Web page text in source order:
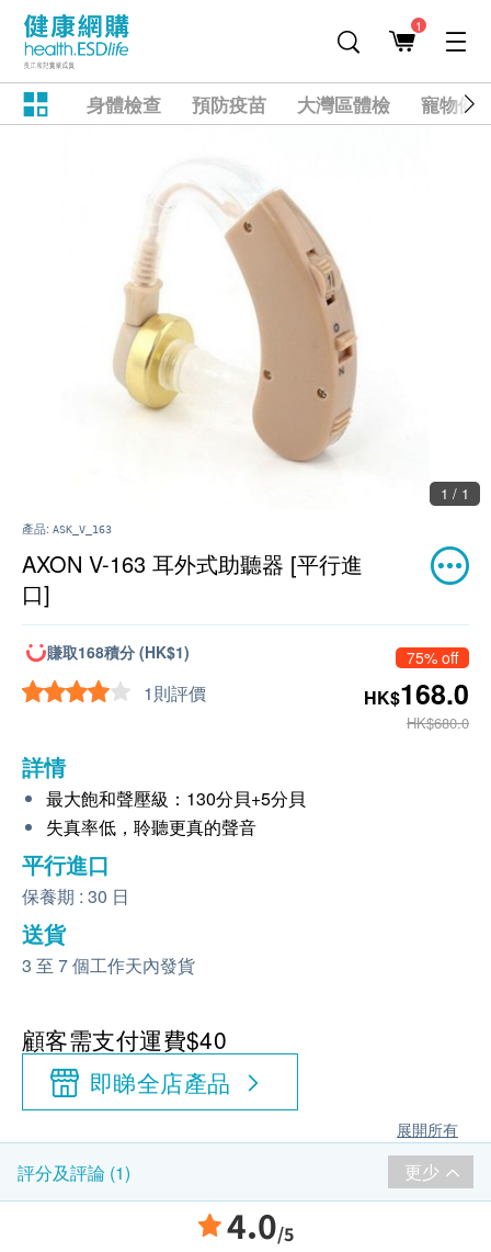
1
身體檢查 預防疫苗 大灣區體檢 寵物健
1 / 1
產品: ASK_V_163
AXON V-163 耳外式助聽器 [平行進
口]
賺取168積分 (HK$1)
1則評價
75% off
HK$168.0
HK$680.0
詳情
最大飽和聲壓級：130分貝+5分貝
失真率低，聆聽更真的聲音
平行進口
保養期 : 30 日
送貨
3 至 7 個工作天內發貨
顧客需支付運費$40
即睇全店產品
展開所有
評分及評論 (1) 更少
4.0/5